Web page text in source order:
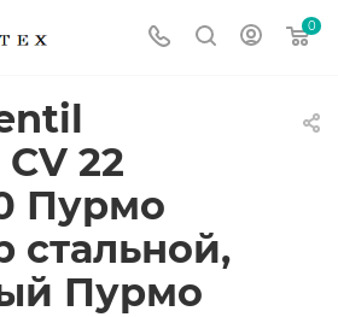
0
22
Пурмо
стальной,
Пурмо